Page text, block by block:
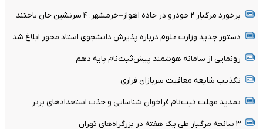
برخورد مرگبار ۲ خودرو در جاده اهواز–خرمشهر؛ ۴ سرنشین جان باختند
دستور جدید وزارت علوم درباره پذیرش دانشجوی استاد محور ابلاغ شد
رونمایی از سامانه هوشمند پیش‌ثبت‌نام پایه دهم
تکذیب شایعه معافیت سربازان فراری
تمدید مهلت ثبت‌نام فراخوان شناسایی و جذب استعدادهای برتر
۳ سانحه مرگبار طی یک هفته در بزرگراه‌های تهران